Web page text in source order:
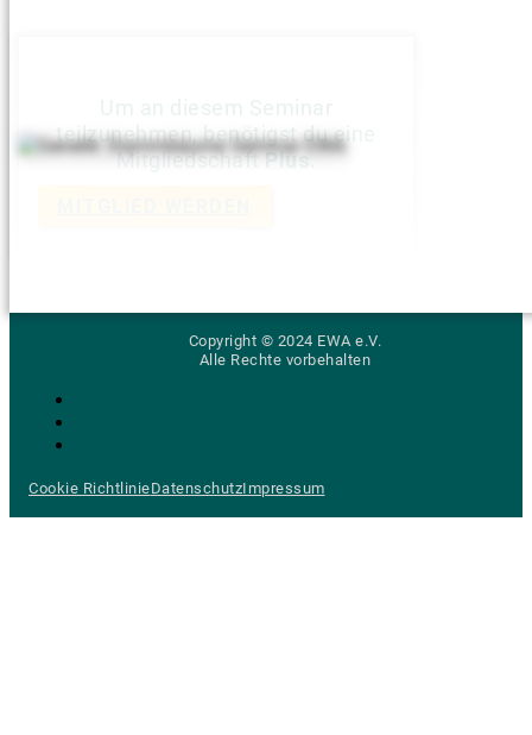
teilzunehmen, benötigst du eine
MitgliedschaftPlus.
Copyright © 2024 EWA e.V.
Alle Rechte vorbehalten
Cookie RichtlinieDatenschutzImpressum